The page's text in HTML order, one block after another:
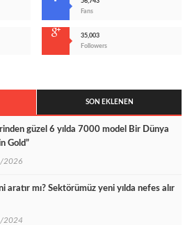
Fans
35,003
Followers
SON EKLENEN
güzel 6 yılda 7000 model Bir Dünya
Gold”
2026
aratır mı? Sektörümüz yeni yılda nefes alır
2024